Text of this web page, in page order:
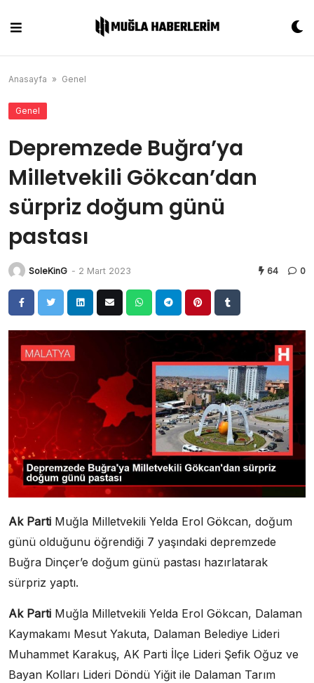
content
Anasayfa » Genel
Genel
Depremzede Buğra’ya
Milletvekili Gökcan’dan
sürpriz doğum günü
pastası
SoleKinG - 2 Mart 2023 64 0
Ak Parti Muğla Milletvekili Yelda Erol Gökcan, doğum
günü olduğunu öğrendiği 7 yaşındaki depremzede
Buğra Dinçer’e doğum günü pastası hazırlatarak
sürpriz yaptı.
Ak Parti Muğla Milletvekili Yelda Erol Gökcan, Dalaman
Kaymakamı Mesut Yakuta, Dalaman Belediye Lideri
Muhammet Karakuş, AK Parti İlçe Lideri Şefik Oğuz ve
Bayan Kolları Lideri Döndü Yiğit ile Dalaman Tarım